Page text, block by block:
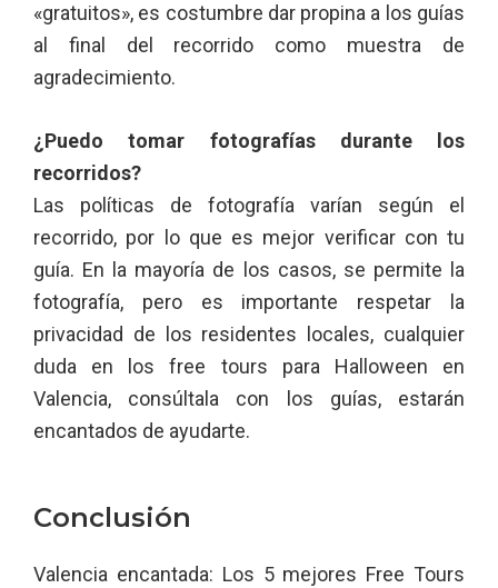
«gratuitos», es costumbre dar propina a los guías
al final del recorrido como muestra de
agradecimiento.
¿Puedo tomar fotografías durante los
recorridos?
Las políticas de fotografía varían según el
recorrido, por lo que es mejor verificar con tu
guía. En la mayoría de los casos, se permite la
fotografía, pero es importante respetar la
privacidad de los residentes locales, cualquier
duda en los free tours para Halloween en
Valencia, consúltala con los guías, estarán
encantados de ayudarte.
Conclusión
Valencia encantada: Los 5 mejores Free Tours